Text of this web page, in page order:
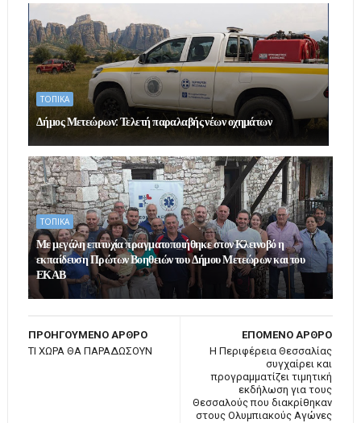
ΤΟΠΙΚΑ
Δήμος Μετεώρων: Τελετή παραλαβής νέων οχημάτων
ΤΟΠΙΚΑ
Με μεγάλη επιτυχία πραγματοποιήθηκε στον Κλεινοβό η
εκπαίδευση Πρώτων Βοηθειών του Δήμου Μετεώρων και του
ΕΚΑΒ
ΕΠΟΜΕΝΟ ΑΡΘΡΟ
Η Περιφέρεια Θεσσαλίας
συγχαίρει και
προγραμματίζει τιμητική
εκδήλωση για τους
Θεσσαλούς που διακρίθηκαν
στους Ολυμπιακούς Αγώνες
ΠΡΟΗΓΟΥΜΕΝΟ ΑΡΘΡΟ
ΤΙ ΧΩΡΑ ΘΑ ΠΑΡΑΔΩΣΟΥΝ